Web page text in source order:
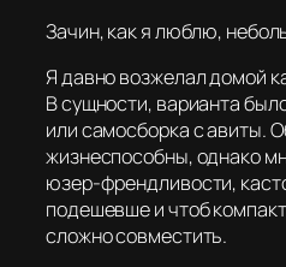
Зачин, как я люблю,
Я давно возжелал домой
В сущности, варианта
или самосборка с авиты.
жизнеспособны, однако
юзер-френдливости,
подешевше и чтоб
сложно совместить.